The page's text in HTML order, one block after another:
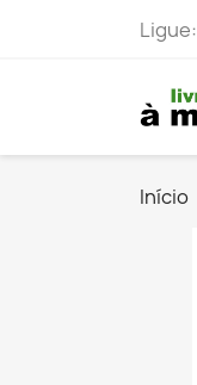
Ligue:
Início